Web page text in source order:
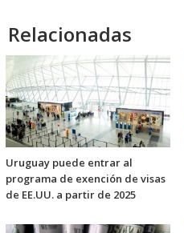
Relacionadas
Uruguay puede entrar al
programa de exención de visas
de EE.UU. a partir de 2025